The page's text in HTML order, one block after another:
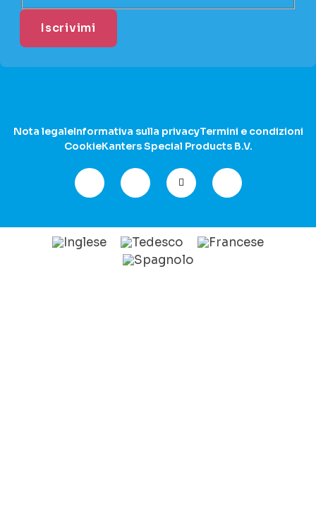
Nota legaleInformativa sulla privacyTermini e condizioni
CookieKanters Special Products B.V.